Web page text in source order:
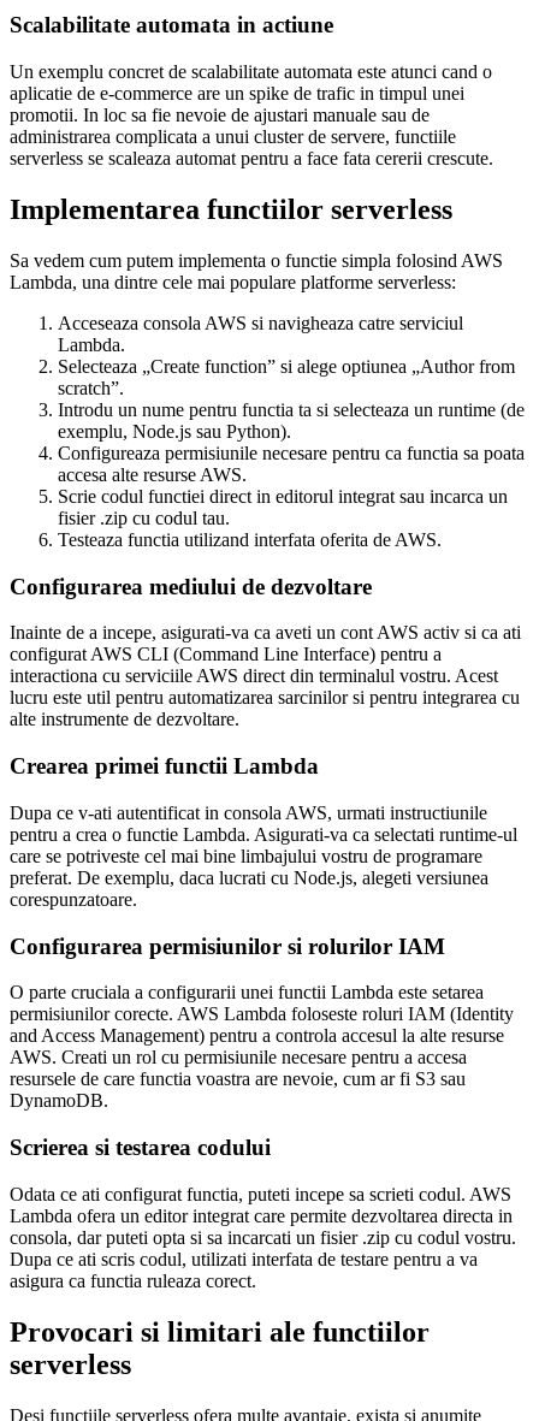
Scalabilitate automata in actiune
Un exemplu concret de scalabilitate automata este atunci cand o
aplicatie de e-commerce are un spike de trafic in timpul unei
promotii. In loc sa fie nevoie de ajustari manuale sau de
administrarea complicata a unui cluster de servere, functiile
serverless se scaleaza automat pentru a face fata cererii crescute.
Implementarea functiilor serverless
Sa vedem cum putem implementa o functie simpla folosind AWS
Lambda, una dintre cele mai populare platforme serverless:
Acceseaza consola AWS si navigheaza catre serviciul
Lambda.
Selecteaza „Create function” si alege optiunea „Author from
scratch”.
Introdu un nume pentru functia ta si selecteaza un runtime (de
exemplu, Node.js sau Python).
Configureaza permisiunile necesare pentru ca functia sa poata
accesa alte resurse AWS.
Scrie codul functiei direct in editorul integrat sau incarca un
fisier .zip cu codul tau.
Testeaza functia utilizand interfata oferita de AWS.
Configurarea mediului de dezvoltare
Inainte de a incepe, asigurati-va ca aveti un cont AWS activ si ca ati
configurat AWS CLI (Command Line Interface) pentru a
interactiona cu serviciile AWS direct din terminalul vostru. Acest
lucru este util pentru automatizarea sarcinilor si pentru integrarea cu
alte instrumente de dezvoltare.
Crearea primei functii Lambda
Dupa ce v-ati autentificat in consola AWS, urmati instructiunile
pentru a crea o functie Lambda. Asigurati-va ca selectati runtime-ul
care se potriveste cel mai bine limbajului vostru de programare
preferat. De exemplu, daca lucrati cu Node.js, alegeti versiunea
corespunzatoare.
Configurarea permisiunilor si rolurilor IAM
O parte cruciala a configurarii unei functii Lambda este setarea
permisiunilor corecte. AWS Lambda foloseste roluri IAM (Identity
and Access Management) pentru a controla accesul la alte resurse
AWS. Creati un rol cu permisiunile necesare pentru a accesa
resursele de care functia voastra are nevoie, cum ar fi S3 sau
DynamoDB.
Scrierea si testarea codului
Odata ce ati configurat functia, puteti incepe sa scrieti codul. AWS
Lambda ofera un editor integrat care permite dezvoltarea directa in
consola, dar puteti opta si sa incarcati un fisier .zip cu codul vostru.
Dupa ce ati scris codul, utilizati interfata de testare pentru a va
asigura ca functia ruleaza corect.
Provocari si limitari ale functiilor
serverless
Desi functiile serverless ofera multe avantaje, exista si anumite